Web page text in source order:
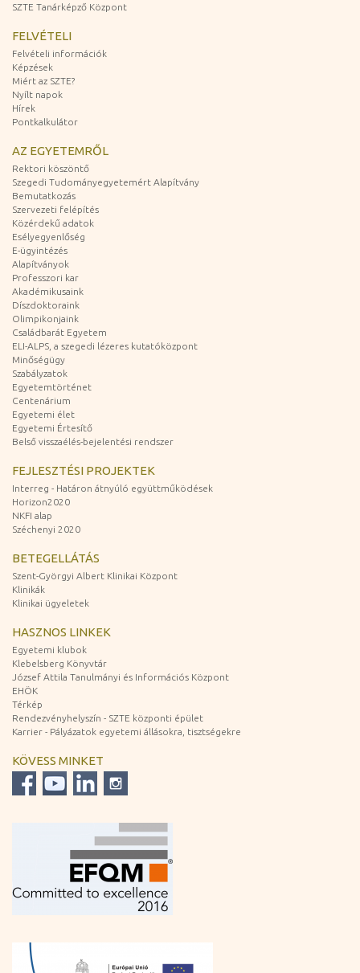
SZTE Tanárképző Központ
FELVÉTELI
Felvételi információk
Képzések
Miért az SZTE?
Nyílt napok
Hírek
Pontkalkulátor
AZ EGYETEMRŐL
Rektori köszöntő
Szegedi Tudományegyetemért Alapítvány
Bemutatkozás
Szervezeti felépítés
Közérdekű adatok
Esélyegyenlőség
E-ügyintézés
Alapítványok
Professzori kar
Akadémikusaink
Díszdoktoraink
Olimpikonjaink
Családbarát Egyetem
ELI-ALPS, a szegedi lézeres kutatóközpont
Minőségügy
Szabályzatok
Egyetemtörténet
Centenárium
Egyetemi élet
Egyetemi Értesítő
Belső visszaélés-bejelentési rendszer
FEJLESZTÉSI PROJEKTEK
Interreg - Határon átnyúló együttműködések
Horizon2020
NKFI alap
Széchenyi 2020
BETEGELLÁTÁS
Szent-Györgyi Albert Klinikai Központ
Klinikák
Klinikai ügyeletek
HASZNOS LINKEK
Egyetemi klubok
Klebelsberg Könyvtár
József Attila Tanulmányi és Információs Központ
EHÖK
Térkép
Rendezvényhelyszín - SZTE központi épület
Karrier - Pályázatok egyetemi állásokra, tisztségekre
KÖVESS MINKET